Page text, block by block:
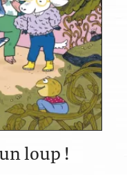
loup !